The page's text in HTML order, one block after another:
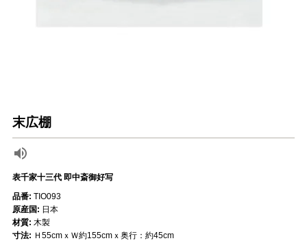
末広棚
表千家十三代 即中斎御好写
品番: TIO093
原産国: 日本
材質: 木製
寸法: Ｈ55cmｘＷ約155cmｘ奥行：約45cm